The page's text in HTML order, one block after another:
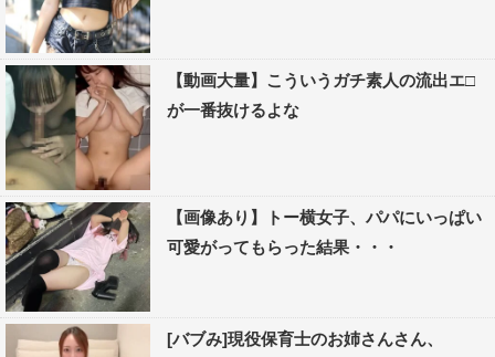
【動画大量】こういうガチ素人の流出エ□
が一番抜けるよな
【画像あり】トー横女子、パパにいっぱい
可愛がってもらった結果・・・
[バブみ]現役保育士のお姉さんさん、